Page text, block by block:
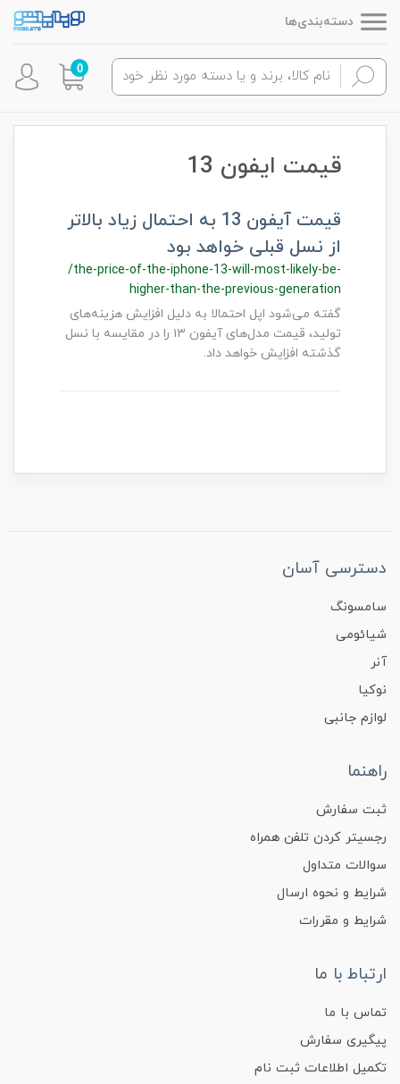
دسته‌بندی‌ها
0
قیمت ایفون 13
قیمت آیفون 13 به احتمال زیاد بالاتر
از نسل قبلی خواهد بود
/the-price-of-the-iphone-13-will-most-likely-be-
higher-than-the-previous-generation
گفته می‌شود اپل احتمالا به دلیل افزایش هزینه‌های
تولید، قیمت مدل‌های آیفون ۱۳ را در مقایسه با نسل
گذشته افزایش خواهد داد.
دسترسی آسان
سامسونگ
شیائومی
آنر
نوکیا
لوازم جانبی
راهنما
ثبت سفارش
رجسیتر کردن تلفن همراه
سوالات متداول
شرایط و نحوه ارسال
شرایط و مقررات
ارتباط با ما
تماس با ما
پیگیری سفارش
تکمیل اطلاعات ثبت نام